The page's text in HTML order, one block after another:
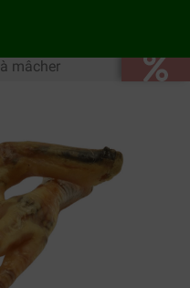
mâcher